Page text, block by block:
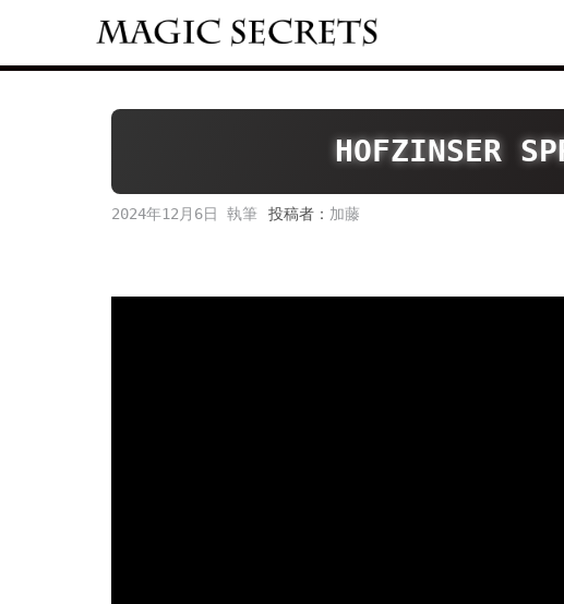
HOFZINSER
2024年12月6日 投稿者： 加藤